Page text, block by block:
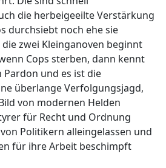
die herbeigeeilte Verstärkung
durchsiebt noch ehe sie
zwei Kleinganoven beginnt
Cops sterben, dann kennt
Pardon und es ist die
überlange Verfolgungsjagd,
von modernen Helden
für Recht und Ordnung
Politikern alleingelassen und
für ihre Arbeit beschimpft